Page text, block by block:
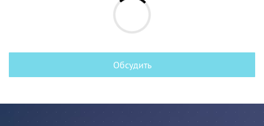
Обсудить